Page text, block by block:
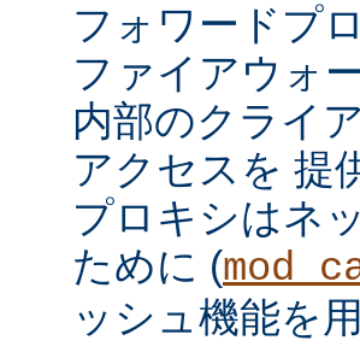
フォワードプ
ファイアウォ
内部のクライ
アクセスを 提
プロキシはネ
ために (
ッシュ機能を